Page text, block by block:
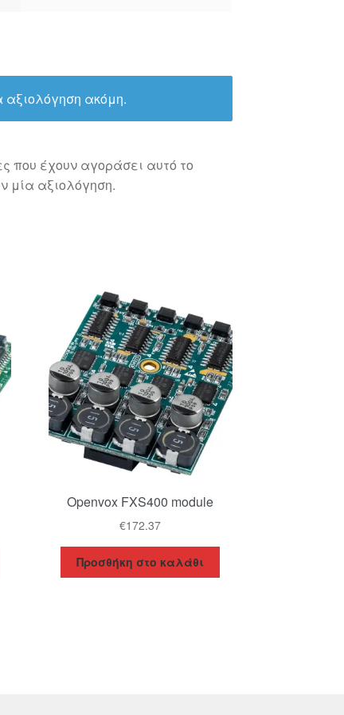
ακόμη.
που έχουν αγοράσει αυτό το
μία αξιολόγηση.
Openvox FXS400 module
€172.37
Προσθήκη στο καλάθι